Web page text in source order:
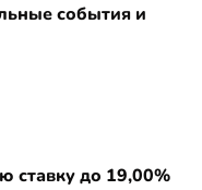
события и
ставку до 19,00%